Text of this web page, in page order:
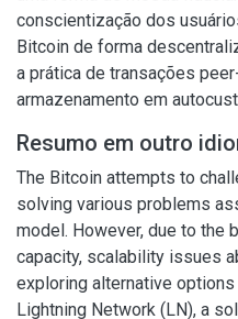
conscientização dos
Bitcoin de forma
a prática de transações
armazenamento em
Resumo em outro
The Bitcoin attempts to
solving various problems
model. However, due to the
capacity, scalability issues
exploring alternative
Lightning Network (LN), a